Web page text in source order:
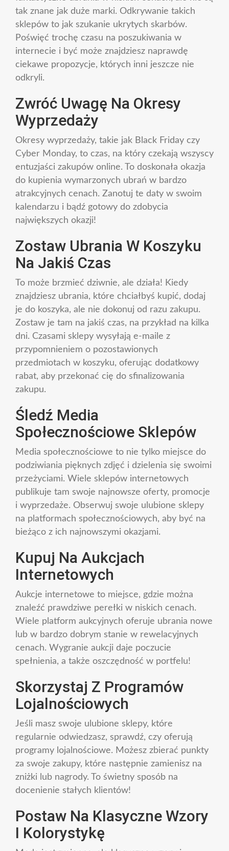
tak znane jak duże marki. Odkrywanie takich
sklepów to jak szukanie ukrytych skarbów.
Poświęć trochę czasu na poszukiwania w
internecie i być może znajdziesz naprawdę
ciekawe propozycje, których inni jeszcze nie
odkryli.
Zwróć Uwagę Na Okresy
Wyprzedaży
Okresy wyprzedaży, takie jak Black Friday czy
Cyber Monday, to czas, na który czekają wszyscy
entuzjaści zakupów online. To doskonała okazja
do kupienia wymarzonych ubrań w bardzo
atrakcyjnych cenach. Zanotuj te daty w swoim
kalendarzu i bądź gotowy do zdobycia
największych okazji!
Zostaw Ubrania W Koszyku
Na Jakiś Czas
To może brzmieć dziwnie, ale działa! Kiedy
znajdziesz ubrania, które chciałbyś kupić, dodaj
je do koszyka, ale nie dokonuj od razu zakupu.
Zostaw je tam na jakiś czas, na przykład na kilka
dni. Czasami sklepy wysyłają e-maile z
przypomnieniem o pozostawionych
przedmiotach w koszyku, oferując dodatkowy
rabat, aby przekonać cię do sfinalizowania
zakupu.
Śledź Media
Społecznościowe Sklepów
Media społecznościowe to nie tylko miejsce do
podziwiania pięknych zdjęć i dzielenia się swoimi
przeżyciami. Wiele sklepów internetowych
publikuje tam swoje najnowsze oferty, promocje
i wyprzedaże. Obserwuj swoje ulubione sklepy
na platformach społecznościowych, aby być na
bieżąco z ich najnowszymi okazjami.
Kupuj Na Aukcjach
Internetowych
Aukcje internetowe to miejsce, gdzie można
znaleźć prawdziwe perełki w niskich cenach.
Wiele platform aukcyjnych oferuje ubrania nowe
lub w bardzo dobrym stanie w rewelacyjnych
cenach. Wygranie aukcji daje poczucie
spełnienia, a także oszczędność w portfelu!
Skorzystaj Z Programów
Lojalnościowych
Jeśli masz swoje ulubione sklepy, które
regularnie odwiedzasz, sprawdź, czy oferują
programy lojalnościowe. Możesz zbierać punkty
za swoje zakupy, które następnie zamienisz na
zniżki lub nagrody. To świetny sposób na
docenienie stałych klientów!
Postaw Na Klasyczne Wzory
I Kolorystykę